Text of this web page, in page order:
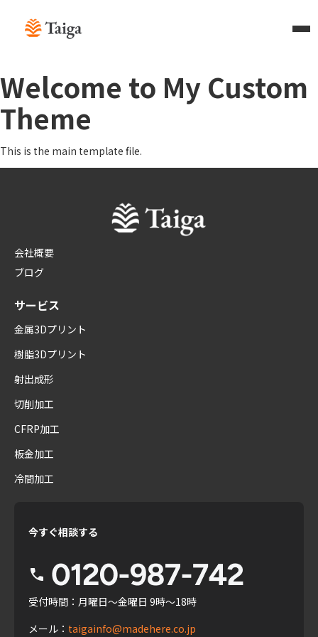
Welcome to My Custom
Theme
This is the main template file.
会社概要
ブログ
サービス
金属3Dプリント
樹脂3Dプリント
射出成形
切削加工
CFRP加工
板金加工
冷間加工
今すぐ相談する
受付時間：月曜日〜金曜日 9時〜18時
メール： taigainfo@madehere.co.jp